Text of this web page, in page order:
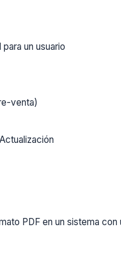
un usuario
venta)
PDF en un sistema